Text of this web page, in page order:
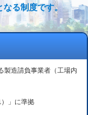
なる制度です。
製造請負事業者（工場内
」に準拠